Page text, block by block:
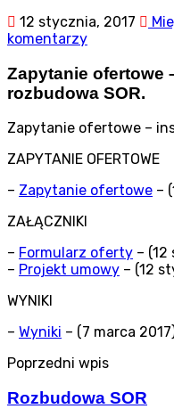
12 stycznia, 2017
komentarzy
Zapytanie ofertowe
rozbudowa SOR.
Zapytanie ofertowe –
ZAPYTANIE OFERTOWE
– Zapytanie ofertowe –
ZAŁĄCZNIKI
– Formularz oferty – (12
– Projekt umowy – (12
WYNIKI
– Wyniki – (7 marca
Poprzedni wpis
Rozbudowa SOR